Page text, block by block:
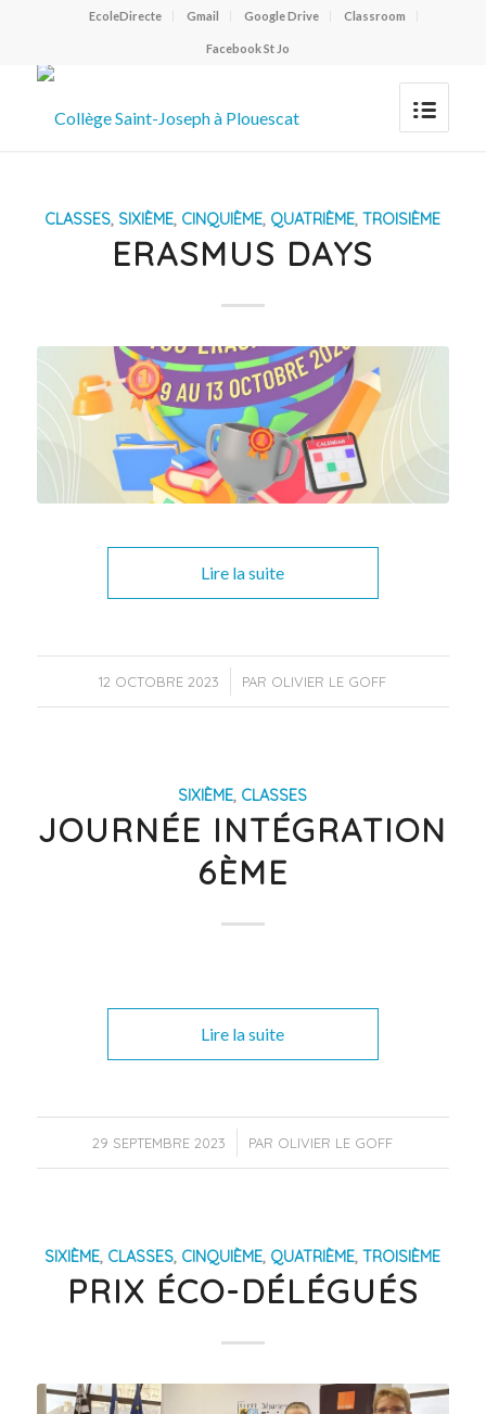
EcoleDirecte Gmail Google Drive Classroom
Facebook St Jo
CLASSES, SIXIÈME, CINQUIÈME, QUATRIÈME,TROISIÈME
ERASMUS DAYS
Lire la suite
12 OCTOBRE 2023
/ PAR OLIVIER LE GOFF
SIXIÈME, CLASSES
JOURNÉE INTÉGRATION
6ÈME
Lire la suite
29 SEPTEMBRE 2023
/ PAR OLIVIER LE GOFF
SIXIÈME, CLASSES, CINQUIÈME, QUATRIÈME,TROISIÈME
PRIX ÉCO-DÉLÉGUÉS